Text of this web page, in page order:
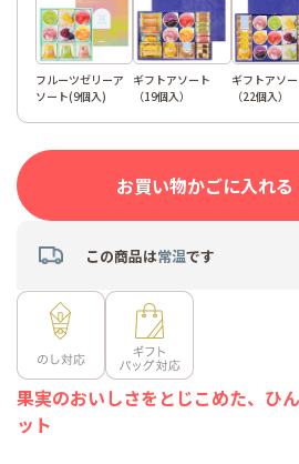
フルーツゼリーア
ソート(9個入)
ギフトアソート
（19個入）
ギフトアソ
（22個入）
お買い物かごに入れる
この商品は常温です
果実のおいしさをとじこめた、ひ
ット